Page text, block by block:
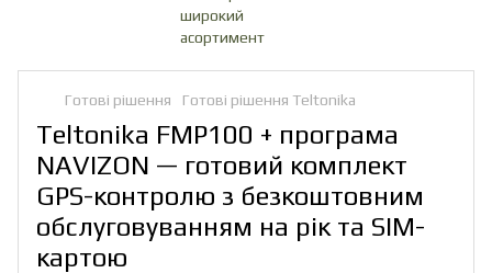
Готові рішення Готові рішення Teltonika
Teltonika FMP100 + програма
NAVIZON — готовий комплект
GPS-контролю з безкоштовним
обслуговуванням на рік та SIM-
картою